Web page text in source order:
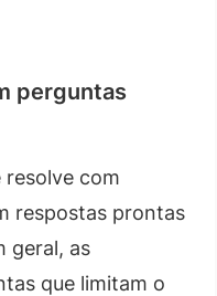
perguntas
resolve com
respostas prontas
geral, as
que limitam o